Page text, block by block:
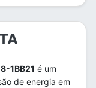
1BB21 é um
de energia em